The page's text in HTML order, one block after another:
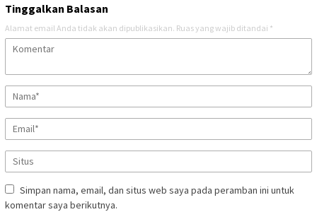
Tinggalkan Balasan
Alamat email Anda tidak akan dipublikasikan. Ruas yang wajib ditandai *
Simpan nama, email, dan situs web saya pada peramban ini untuk
komentar saya berikutnya.